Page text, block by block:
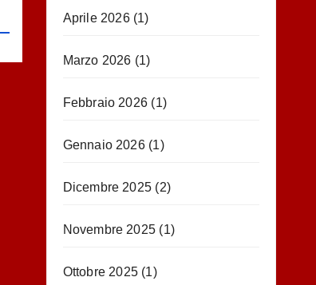
Aprile 2026(1)
Marzo 2026 (1)
Febbraio 2026 (1)
Gennaio 2026(1)
Dicembre 2025 (2)
Novembre 2025 (1)
Ottobre 2025(1)